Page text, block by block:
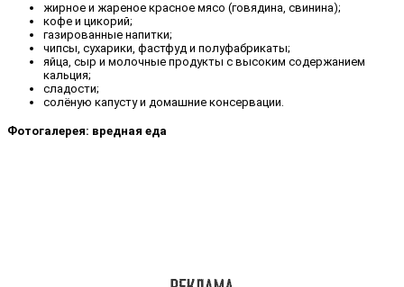
жирное и жареное красное мясо (говядина, свинина);
кофе и цикорий;
газированные напитки;
чипсы, сухарики, фастфуд и полуфабрикаты;
яйца, сыр и молочные продукты с высоким содержанием
кальция;
сладости;
солёную капусту и домашние консервации.
Фотогалерея: вредная еда